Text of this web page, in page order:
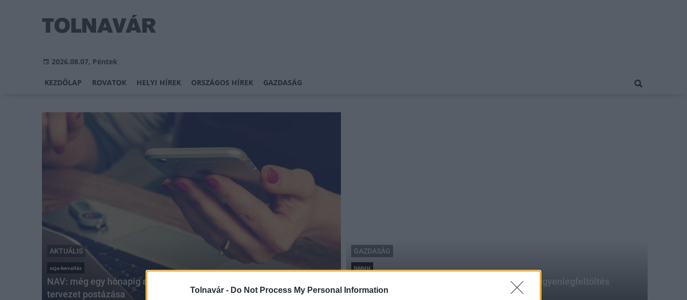
Tolnavár - Do Not Process My Personal Information
2026.08.07, Péntek
KEZDŐLAP ROVATOK HELYI HÍREK ORSZÁGOS HÍREK GAZDASÁG
AKTUÁLIS
szja-bevallás
NAV: még egy hónapig akár SMS-ben is kérhető az szja-bevallási
tervezet postázása
GAZDASÁG
NMHH
Megtiltja az NMHH az sms-üzenettel történő egyenlegfeltöltés
jelenlegi formáját